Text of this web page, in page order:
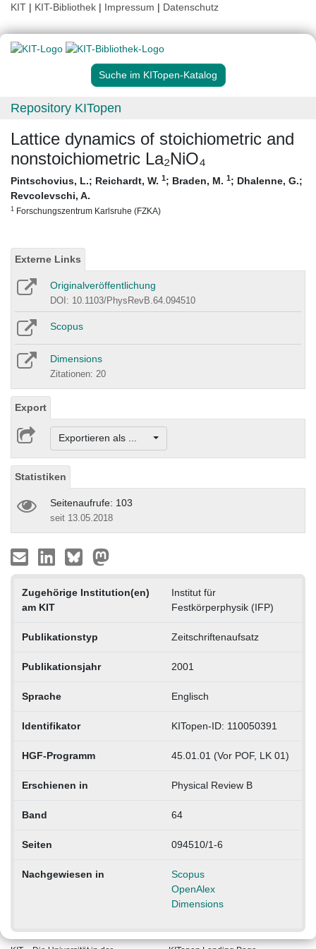
KIT | KIT-Bibliothek | Impressum | Datenschutz
Suche im KITopen-Katalog
Repository KITopen
Lattice dynamics of stoichiometric and
nonstoichiometric La₂NiO₄
Pintschovius, L.; Reichardt, W. 1; Braden, M. 1; Dhalenne, G.;
Revcolevschi, A.
1 Forschungszentrum Karlsruhe (FZKA)
Externe Links
Originalveröffentlichung
DOI: 10.1103/PhysRevB.64.094510
Scopus
Dimensions
Zitationen: 20
Export
Exportieren als ...
Statistiken
Seitenaufrufe: 103
seit 13.05.2018
Zugehörige Institution(en)
am KIT
Institut für
Festkörperphysik (IFP)
Publikationstyp Zeitschriftenaufsatz
Publikationsjahr 2001
Sprache Englisch
Identifikator KITopen-ID: 110050391
HGF-Programm 45.01.01 (Vor POF, LK 01)
Erschienen in Physical Review B
Band 64
Seiten 094510/1-6
Nachgewiesen in
Scopus
OpenAlex
Dimensions